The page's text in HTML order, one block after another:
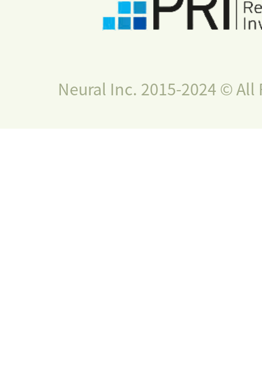
Neural Inc. 2015-2024 © All